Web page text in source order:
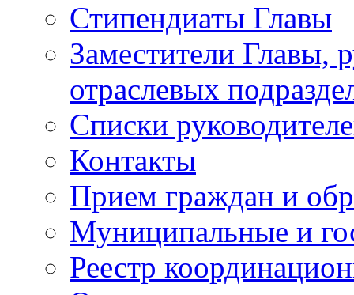
Стипендиаты Главы
Заместители Главы,
отраслевых
Списки
Контакты
Прием граждан и
Муниципальные и
Реестр